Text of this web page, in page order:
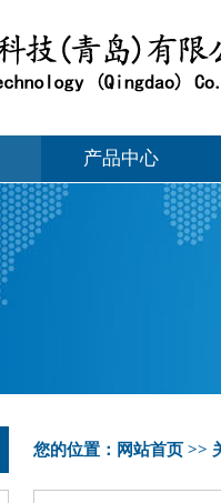
产品中心
您的位置： 网站首页 >>